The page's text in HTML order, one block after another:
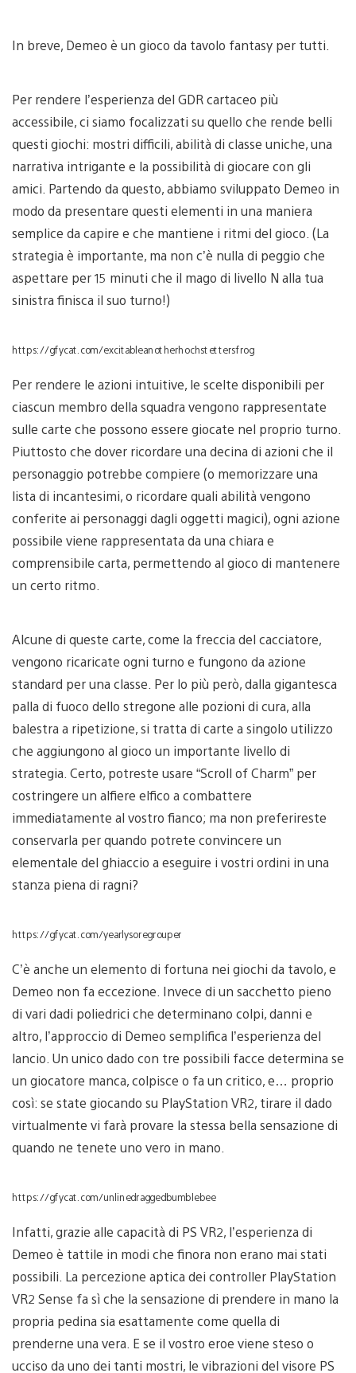
In breve, Demeo è un gioco da tavolo fantasy per tutti.
Per rendere l’esperienza del GDR cartaceo più
accessibile, ci siamo focalizzati su quello che rende belli
questi giochi: mostri difficili, abilità di classe uniche, una
narrativa intrigante e la possibilità di giocare con gli
amici. Partendo da questo, abbiamo sviluppato Demeo in
modo da presentare questi elementi in una maniera
semplice da capire e che mantiene i ritmi del gioco. (La
strategia è importante, ma non c’è nulla di peggio che
aspettare per 15 minuti che il mago di livello N alla tua
sinistra finisca il suo turno!)
https://gfycat.com/excitableanotherhochstettersfrog
Per rendere le azioni intuitive, le scelte disponibili per
ciascun membro della squadra vengono rappresentate
sulle carte che possono essere giocate nel proprio turno.
Piuttosto che dover ricordare una decina di azioni che il
personaggio potrebbe compiere (o memorizzare una
lista di incantesimi, o ricordare quali abilità vengono
conferite ai personaggi dagli oggetti magici), ogni azione
possibile viene rappresentata da una chiara e
comprensibile carta, permettendo al gioco di mantenere
un certo ritmo.
Alcune di queste carte, come la freccia del cacciatore,
vengono ricaricate ogni turno e fungono da azione
standard per una classe. Per lo più però, dalla gigantesca
palla di fuoco dello stregone alle pozioni di cura, alla
balestra a ripetizione, si tratta di carte a singolo utilizzo
che aggiungono al gioco un importante livello di
strategia. Certo, potreste usare “Scroll of Charm” per
costringere un alfiere elfico a combattere
immediatamente al vostro fianco; ma non preferireste
conservarla per quando potrete convincere un
elementale del ghiaccio a eseguire i vostri ordini in una
stanza piena di ragni?
https://gfycat.com/yearlysoregrouper
C’è anche un elemento di fortuna nei giochi da tavolo, e
Demeo non fa eccezione. Invece di un sacchetto pieno
di vari dadi poliedrici che determinano colpi, danni e
altro, l’approccio di Demeo semplifica l’esperienza del
lancio. Un unico dado con tre possibili facce determina se
un giocatore manca, colpisce o fa un critico, e… proprio
così: se state giocando su PlayStation VR2, tirare il dado
virtualmente vi farà provare la stessa bella sensazione di
quando ne tenete uno vero in mano.
https://gfycat.com/unlinedraggedbumblebee
Infatti, grazie alle capacità di PS VR2, l’esperienza di
Demeo è tattile in modi che finora non erano mai stati
possibili. La percezione aptica dei controller PlayStation
VR2 Sense fa sì che la sensazione di prendere in mano la
propria pedina sia esattamente come quella di
prenderne una vera. E se il vostro eroe viene steso o
ucciso da uno dei tanti mostri, le vibrazioni del visore PS